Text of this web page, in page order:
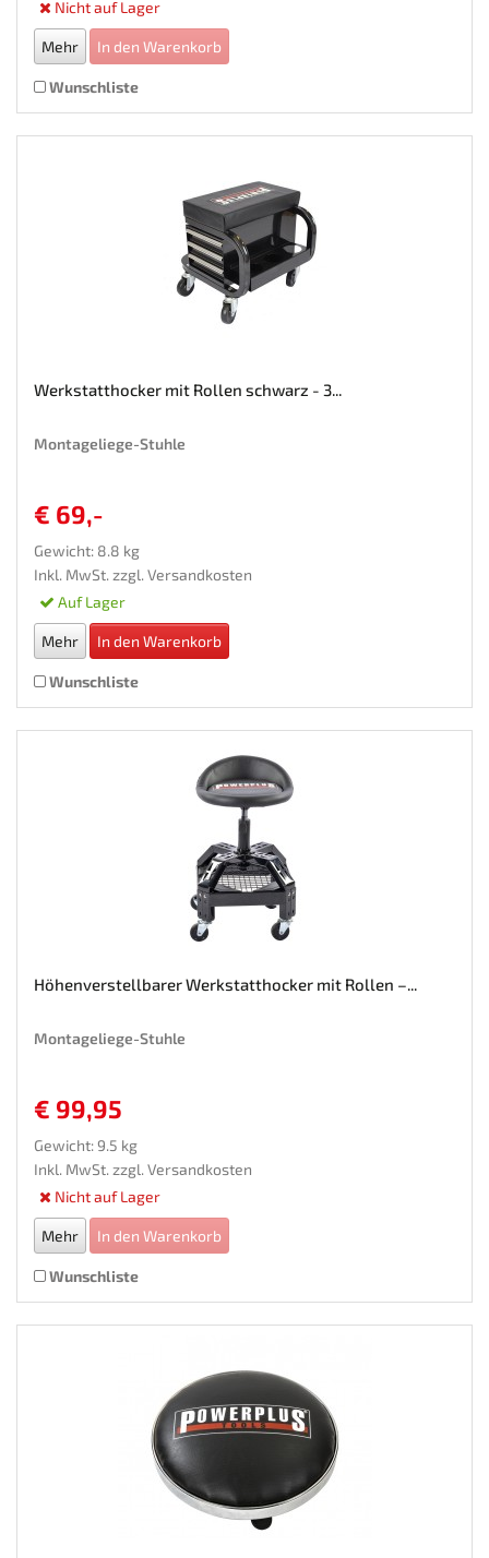
Nicht auf Lager
Mehr In den Warenkorb
Wunschliste
Werkstatthocker mit Rollen schwarz - 3...
Montageliege-Stuhle
€ 69,-
Gewicht: 8.8 kg
Inkl. MwSt. zzgl. Versandkosten
Auf Lager
Mehr In den Warenkorb
Wunschliste
Höhenverstellbarer Werkstatthocker mit Rollen –...
Montageliege-Stuhle
€ 99,95
Gewicht: 9.5 kg
Inkl. MwSt. zzgl. Versandkosten
Nicht auf Lager
Mehr In den Warenkorb
Wunschliste